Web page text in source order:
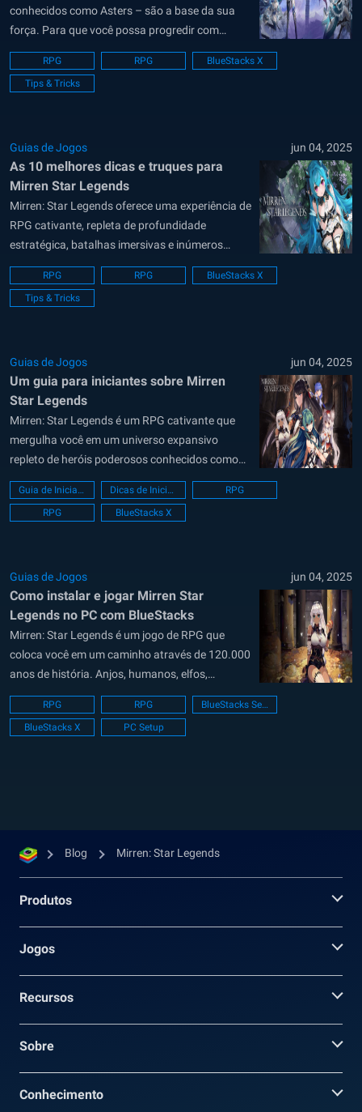
conhecidos como Asters – são a base da sua
força. Para que você possa progredir com
tranquilidade nos desafios do jogo e garantir
vitórias nos modos PvE e PvP, é preciso
aprimorar e melhorar esses heróis com
RPG RPG
BlueStacks X
Tips & Tricks
Guias de Jogos jun 04, 2025
As 10 melhores dicas e truques para
Mirren Star Legends
Mirren: Star Legends oferece uma experiência de
RPG cativante, repleta de profundidade
estratégica, batalhas imersivas e inúmeros
heróis conhecidos como Asters. Embora a
jogabilidade básica seja fácil de entender, o
verdadeiro domínio requer conhecimento
detalhadas, diferenciadas...
RPG RPG
BlueStacks X
Tips & Tricks
Guias de Jogos jun 04, 2025
Um guia para iniciantes sobre Mirren
Star Legends
Mirren: Star Legends é um RPG cativante que
mergulha você em um universo expansivo
repleto de heróis poderosos conhecidos como
Asters, batalhas desafiadoras e jogabilidade
estratégica profunda. Como iniciante,
compreender a mecânica central – como
da equipe – é fundamental...
Guia de Iniciante Dicas de Iniciante
RPG
RPG
BlueStacks X
Guias de Jogos jun 04, 2025
Como instalar e jogar Mirren Star
Legends no PC com BlueStacks
Mirren: Star Legends é um jogo de RPG que
coloca você em um caminho através de 120.000
anos de história. Anjos, humanos, elfos,
demônios, orcs e dragões já enfrentaram
triunfos e desastres até que a bruxa Lilia entrou
em cena e mudou tudo. Ela absorveu a
RPG RPG
BlueStacks Setup
BlueStacks X
PC Setup
Blog Mirren: Star Legends
Produtos
Jogos
Recursos
Sobre
Conhecimento